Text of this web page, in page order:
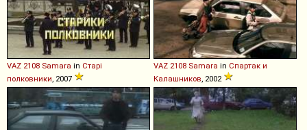
VAZ 2108 Samara in Старі
полковники, 2007
VAZ 2108 Samara in Спартак и
Калашников, 2002